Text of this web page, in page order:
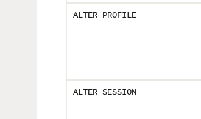
ALTER PROFILE
ALTER SESSION